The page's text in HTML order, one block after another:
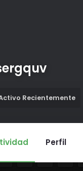
Recientemente
Perfil